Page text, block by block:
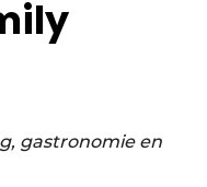
gastronomie en